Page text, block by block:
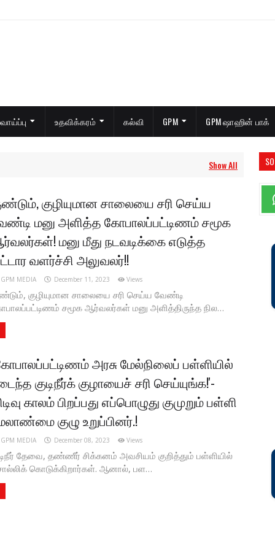
உதவிக்கரம் கல்வி GPM GPM ஷாஹின் பாக்
Show All
குழியுமான சாலையை சரி செய்ய
மனு அளித்த கோபாலப்பட்டிணம் சமூக
மனு மீது நடவடிக்கை எடுத்த
வளர்ச்சி அலுவலர்!!
GPM MEDIA December 11, 2023 Views
குழியுமான சாலையை சரி செய்ய வேண்டி
சமூக ஆர்வலர்கள் மனு அளித்திருந்த நில…
அரசு மேல்நிலைப் பள்ளியில்
குடிநீர்க் குழாயைச் சரி செய்யுங்க!'-
காலம் பிறப்பது எப்பொழுது குமுறும் பள்ளி
குழு உறுப்பினர்.!
GPM MEDIA December 08, 2023 Views
தேவை, தண்ணீர் சிக்கனம் அவசியம் குறித்தும் பள்ளியில்
கொடுக்கிறார்கள். ஆனால், பள…